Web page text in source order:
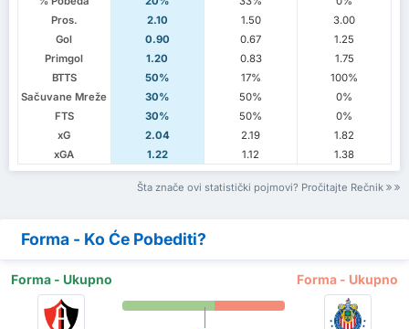
Pros.
2.10 1.50
3.00
Gol
0.90 0.67
1.25
Primgol
1.20 0.83
1.75
BTTS
50% 17%
100%
Sačuvane Mreže
30% 50%
0%
FTS
30% 50%
0%
xG
2.04 2.19
1.82
xGA
1.22 1.12 1.38
Šta znače ovi statistički pojmovi? Pročitajte Rečnik
Forma - Ko Će Pobediti?
Forma - Ukupno Forma - Ukupno